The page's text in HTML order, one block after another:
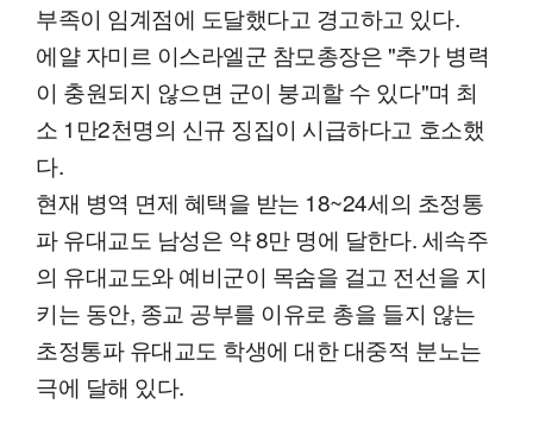
부족이 임계점에 도달했다고 경고하고 있다.
에얄 자미르 이스라엘군 참모총장은 "추가 병력
이 충원되지 않으면 군이 붕괴할 수 있다"며 최
소 1만2천명의 신규 징집이 시급하다고 호소했
다.
현재 병역 면제 혜택을 받는 18~24세의 초정통
파 유대교도 남성은 약 8만 명에 달한다. 세속주
의 유대교도와 예비군이 목숨을 걸고 전선을 지
키는 동안, 종교 공부를 이유로 총을 들지 않는
초정통파 유대교도 학생에 대한 대중적 분노는
극에 달해 있다.